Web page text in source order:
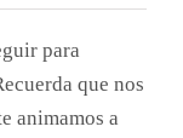
para
que nos
animamos a